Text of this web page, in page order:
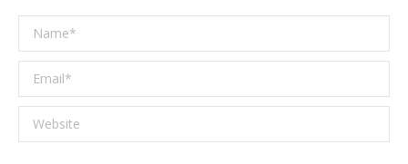
Name *
Email *
Website